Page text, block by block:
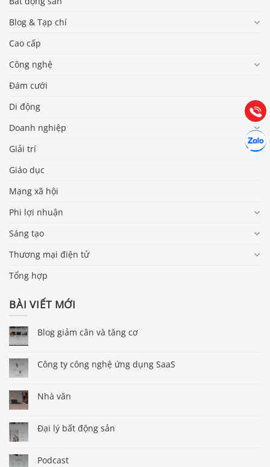
Blog & Tạp chí
Cao cấp
Công nghệ
Đám cưới
Di động
Doanh nghiệp
Giải trí
Giáo dục
Mạng xã hội
Phi lợi nhuận
Sáng tạo
Thương mại điện tử
Tổng hợp
BÀI VIẾT MỚI
Blog giảm cân và tăng cơ
Công ty công nghệ ứng dụng SaaS
Nhà văn
Đại lý bất động sản
Podcast
Gọi
(028) 22.166.144
Chát